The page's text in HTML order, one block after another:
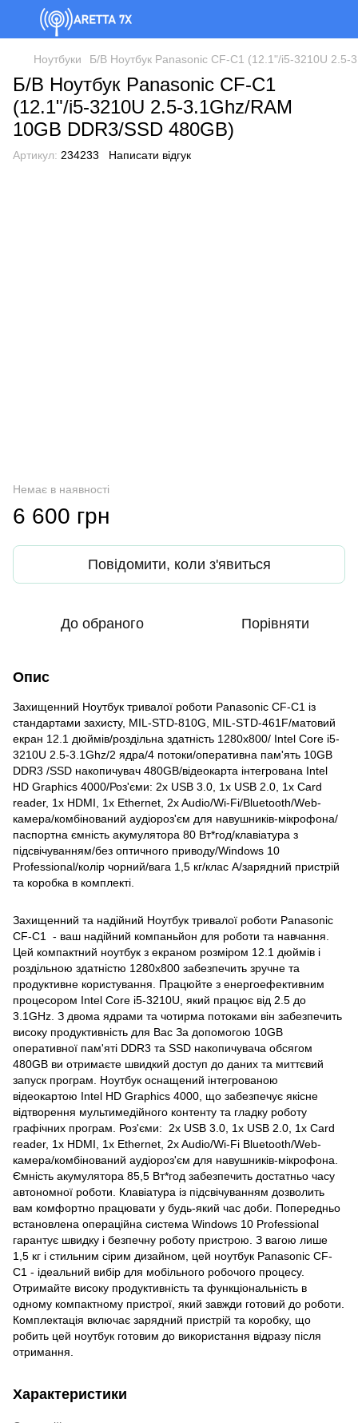
Ноутбуки Б/В Ноутбук Panasonic CF-C1 (12.1"/i5-3210U 2.5-
Б/В Ноутбук Panasonic CF-C1
(12.1"/i5-3210U 2.5-3.1Ghz/RAM
10GB DDR3/SSD 480GB)
Артикул: 234233 Написати відгук
Немає в наявності
6 600 грн
Повідомити, коли з'явиться
До обраного Порівняти
Опис
Захищенний Ноутбук тривалої роботи Panasonic CF-С1 із
стандартами захисту, MIL-STD-810G, MIL-STD-461F/матовий
екран 12.1 дюймів/роздільна здатність 1280x800/ Intel Core i5-
3210U 2.5-3.1Ghz/2 ядра/4 потоки/оперативна пам'ять 10GB
DDR3 /SSD накопичувач 480GB/відеокарта інтегрована Intel
HD Graphics 4000/Роз'єми: 2x USB 3.0, 1x USB 2.0, 1x Card
reader, 1x HDMI, 1x Ethernet, 2x Audio/Wi-Fi/Bluetooth/Web-
камера/комбінований аудіороз'єм для навушників-мікрофона/
паспортна ємність акумулятора 80 Вт*год/клавіатура з
підсвічуванням/без оптичного приводу/Windows 10
Professional/колір чорний/вага 1,5 кг/клас A/зарядний пристрій
та коробка в комплекті.
Захищенний та надійний Ноутбук тривалої роботи Panasonic
CF-С1 - ваш надійний компаньйон для роботи та навчання.
Цей компактний ноутбук з екраном розміром 12.1 дюймів і
роздільною здатністю 1280x800 забезпечить зручне та
продуктивне користування. Працюйте з енергоефективним
процесором Intel Core i5-3210U, який працює від 2.5 до
3.1GHz. З двома ядрами та чотирма потоками він забезпечить
високу продуктивність для Вас За допомогою 10GB
оперативної пам'яті DDR3 та SSD накопичувача обсягом
480GB ви отримаєте швидкий доступ до даних та миттєвий
запуск програм. Ноутбук оснащений інтегрованою
відеокартою Intel HD Graphics 4000, що забезпечує якісне
відтворення мультимедійного контенту та гладку роботу
графічних програм. Роз'єми: 2x USB 3.0, 1x USB 2.0, 1x Card
reader, 1x HDMI, 1x Ethernet, 2x Audio/Wi-Fi Bluetooth/Web-
камера/комбінований аудіороз'єм для навушників-мікрофона.
Ємність акумулятора 85,5 Вт*год забезпечить достатньо часу
автономної роботи. Клавіатура із підсвічуванням дозволить
вам комфортно працювати у будь-який час доби. Попередньо
встановлена операційна система Windows 10 Professional
гарантує швидку і безпечну роботу пристрою. З вагою лише
1,5 кг і стильним сірим дизайном, цей ноутбук Panasonic CF-
С1 - ідеальний вибір для мобільного робочого процесу.
Отримайте високу продуктивність та функціональність в
одному компактному пристрої, який завжди готовий до роботи.
Комплектація включає зарядний пристрій та коробку, що
робить цей ноутбук готовим до використання відразу після
отримання.
Характеристики